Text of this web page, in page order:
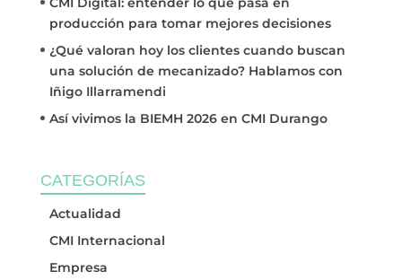
producción para tomar mejores decisiones
¿Qué valoran hoy los clientes cuando buscan
una solución de mecanizado? Hablamos con
Iñigo Illarramendi
Así vivimos la BIEMH 2026 en CMI Durango
CATEGORÍAS
Actualidad
CMI Internacional
Empresa